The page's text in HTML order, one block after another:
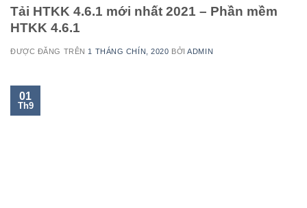
Tải HTKK 4.6.1 mới nhất 2021 – Phần mềm
HTKK 4.6.1
ĐƯỢC ĐĂNG TRÊN 1 THÁNG CHÍN, 2020 BỞIADMIN
01
Th9